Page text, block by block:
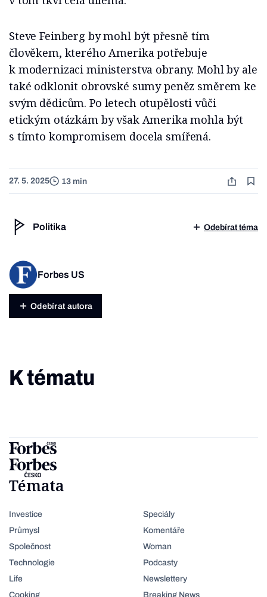
Steve Feinberg by mohl být přesně tím
člověkem, kterého Amerika potřebuje
k modernizaci ministerstva obrany. Mohl by ale
také odklonit obrovské sumy peněz směrem ke
svým dědicům. Po letech otupělosti vůči
etickým otázkám by však Amerika mohla být
s tímto kompromisem docela smířená.
27. 5. 2025 13 min
Politika Odebírat téma
Forbes US
Odebírat autora
K tématu
Témata
Investice
Průmysl
Společnost
Technologie
Life
Cooking
Speciály
Komentáře
Woman
Podcasty
Newslettery
Breaking News